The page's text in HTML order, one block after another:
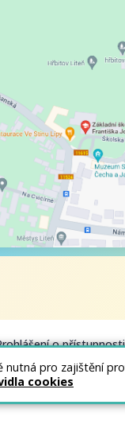
o přístupnosti
pro zajištění
cookies